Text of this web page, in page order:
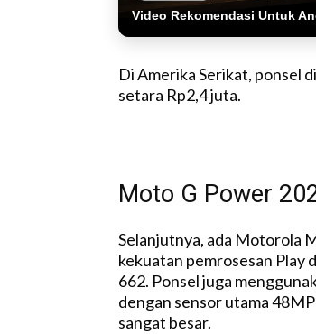
Video Rekomendasi Untuk
Di Amerika Serikat, ponsel
setara Rp2,4 juta.
Moto G Power
Selanjutnya, ada Motorola
kekuatan pemrosesan Play
662. Ponsel juga
dengan sensor utama
sangat besar.